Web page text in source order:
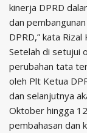
kinerja DPRD
dan
DPRD,” kata Rizal
Setelah di setujui
perubahan tata
oleh Plt Ketua
dan selanjutnya
Oktober hingga
pembahasan dan